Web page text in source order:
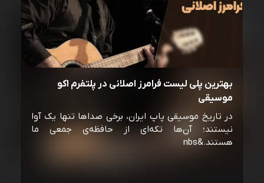
بهترین پلی لیست فرامرز اصلانی در پلتفرم اکو
موسیقی
در تاریخ موسیقی پاپ ایران، برخی صداها تنها یک آوا
نیستند؛ آن‌ها تکه‌ای از حافظه‌ی جمعی ما
هستند.&nbs